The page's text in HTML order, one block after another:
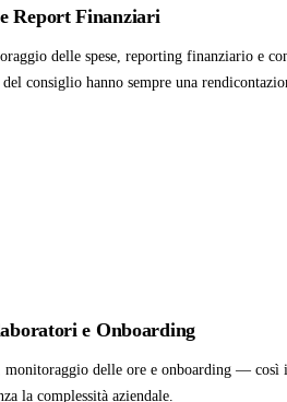
Report Finanziari
delle spese, reporting finanziario e
consiglio hanno sempre una
e Onboarding
delle ore e onboarding — così
la complessità aziendale.